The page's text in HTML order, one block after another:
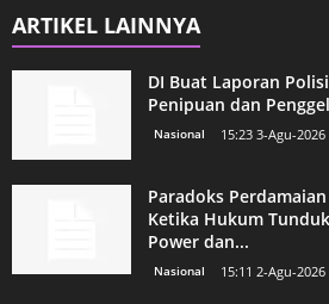
ARTIKEL LAINNYA
DI Buat Laporan
Penipuan dan
Nasional 15:23 3-Agu-2026
Paradoks
Ketika Hukum
Power dan...
Nasional 15:11 2-Agu-2026